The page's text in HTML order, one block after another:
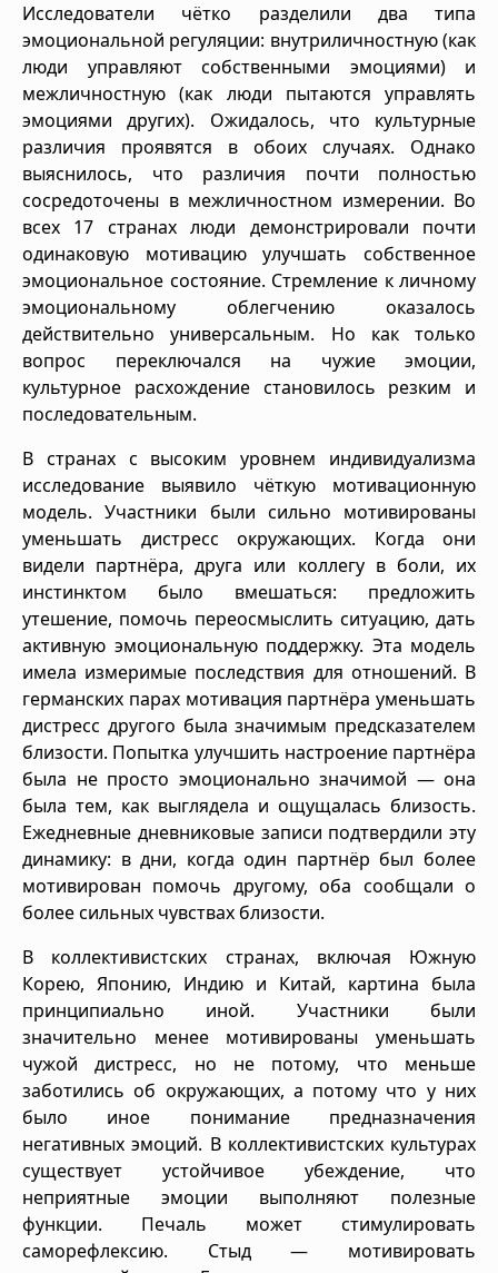
Исследователи чётко разделили два типа
эмоциональной регуляции: внутриличностную (как
люди управляют собственными эмоциями) и
межличностную (как люди пытаются управлять
эмоциями других). Ожидалось, что культурные
различия проявятся в обоих случаях. Однако
выяснилось, что различия почти полностью
сосредоточены в межличностном измерении. Во
всех 17 странах люди демонстрировали почти
одинаковую мотивацию улучшать собственное
эмоциональное состояние. Стремление к личному
эмоциональному облегчению оказалось
действительно универсальным. Но как только
вопрос переключался на чужие эмоции,
культурное расхождение становилось резким и
последовательным.
В странах с высоким уровнем индивидуализма
исследование выявило чёткую мотивационную
модель. Участники были сильно мотивированы
уменьшать дистресс окружающих. Когда они
видели партнёра, друга или коллегу в боли, их
инстинктом было вмешаться: предложить
утешение, помочь переосмыслить ситуацию, дать
активную эмоциональную поддержку. Эта модель
имела измеримые последствия для отношений. В
германских парах мотивация партнёра уменьшать
дистресс другого была значимым предсказателем
близости. Попытка улучшить настроение партнёра
была не просто эмоционально значимой — она
была тем, как выглядела и ощущалась близость.
Ежедневные дневниковые записи подтвердили эту
динамику: в дни, когда один партнёр был более
мотивирован помочь другому, оба сообщали о
более сильных чувствах близости.
В коллективистских странах, включая Южную
Корею, Японию, Индию и Китай, картина была
принципиально иной. Участники были
значительно менее мотивированы уменьшать
чужой дистресс, но не потому, что меньше
заботились об окружающих, а потому что у них
было иное понимание предназначения
негативных эмоций. В коллективистских культурах
существует устойчивое убеждение, что
неприятные эмоции выполняют полезные
функции. Печаль может стимулировать
саморефлексию. Стыд — мотивировать